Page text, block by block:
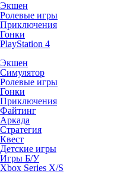
Экшен
Ролевые игры
Приключения
Гонки
PlayStation 4
Экшен
Симулятор
Ролевые игры
Гонки
Приключения
Файтинг
Аркада
Стратегия
Квест
Детские игры
Игры Б/У
Xbox Series X/S